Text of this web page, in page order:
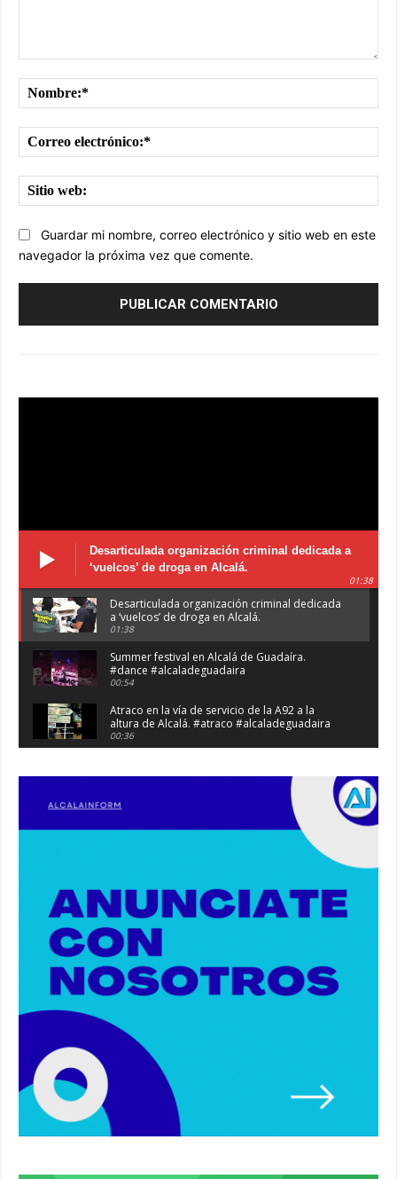
Guardar mi nombre, correo electrónico y sitio web en este
navegador la próxima vez que comente.
Desarticulada organización criminal dedicada a
‘vuelcos’ de droga en Alcalá.
01:38
Desarticulada organización criminal dedicada
a ‘vuelcos’ de droga en Alcalá.
01:38
Summer festival en Alcalá de Guadaíra.
#dance #alcaladeguadaira
00:54
Atraco en la vía de servicio de la A92 a la
altura de Alcalá. #atraco #alcaladeguadaira
00:36
Alcalá. #policia #narcos
Primeras 191 viviendas VPO en Alcalá de
Guadaíra. #alcaladeguadaira #vivienda #vpo
Premio de Medio Ambiente para el CEIP San
Mateo. #alcaladeguadaira #premios #colegio
03:01
Paseo de caballos. #alcaladeguadaira #ferias
#caballos
Un autobús ha golpeado a otro en el recinto
ferial. #accidente #alcaladeguadaira #ferias
Primer premio de casetas 2026.
#alcaladeguadaira #ferias